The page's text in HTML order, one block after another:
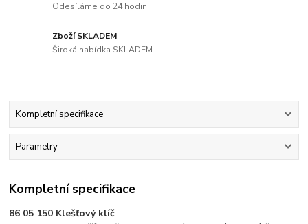
Odesíláme do 24 hodin
Zboží SKLADEM
Široká nabídka SKLADEM
Kompletní specifikace
Parametry
Kompletní specifikace
86 05 150 Klešťový klíč